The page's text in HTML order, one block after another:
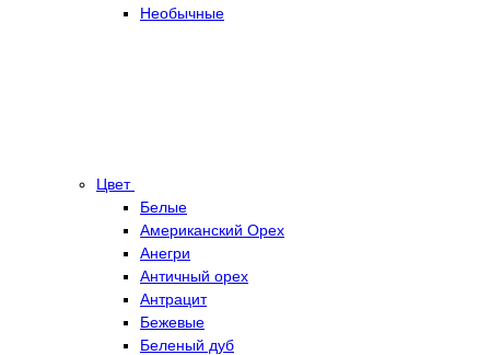
Необычные
Цвет
Белые
Американский Орех
Анегри
Античный орех
Антрацит
Бежевые
Беленый дуб